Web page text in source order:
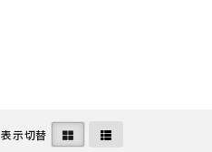
メンテナンス用品・クリーナー・補修材
中国塗料株式会社
表示切替